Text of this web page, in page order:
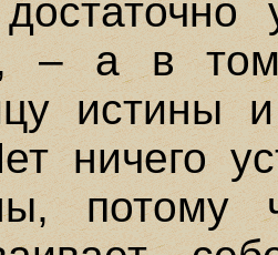
– а в
истины
ничего
потому